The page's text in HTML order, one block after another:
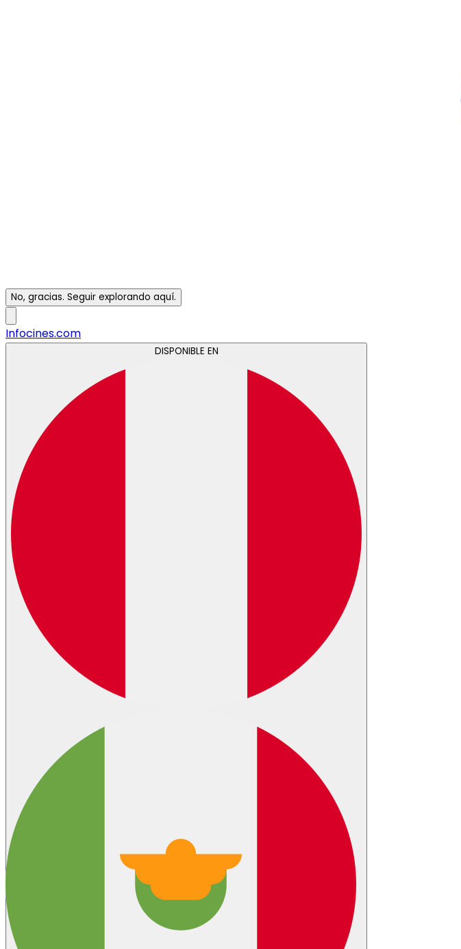
No, gracias. Seguir explorando aquí.
Infocines.com
DISPONIBLE EN